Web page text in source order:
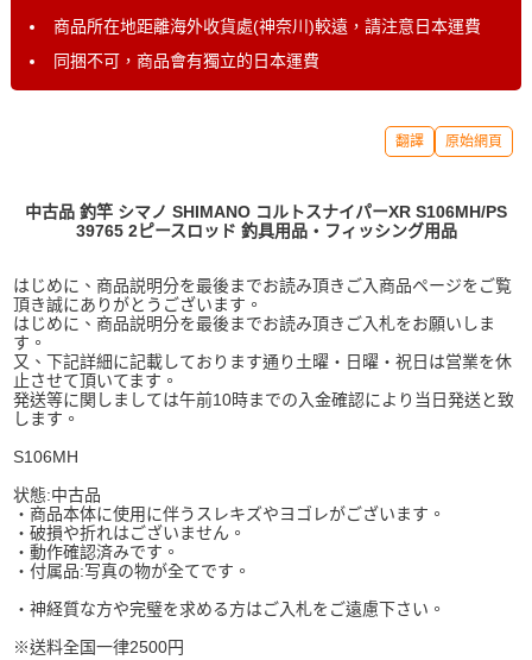
商品所在地距離海外收貨處(神奈川)較遠，請注意日本運費
同捆不可，商品會有獨立的日本運費
翻譯 原始網頁
中古品 釣竿 シマノ SHIMANO コルトスナイパーXR S106MH/PS
39765 2ピースロッド 釣具用品・フィッシング用品
はじめに、商品説明分を最後までお読み頂きご入商品ページをご覧
頂き誠にありがとうございます。
はじめに、商品説明分を最後までお読み頂きご入札をお願いしま
す。
又、下記詳細に記載しております通り土曜・日曜・祝日は営業を休
止させて頂いてます。
発送等に関しましては午前10時までの入金確認により当日発送と致
します。
S106MH
状態:中古品
・商品本体に使用に伴うスレキズやヨゴレがございます。
・破損や折れはございません。
・動作確認済みです。
・付属品:写真の物が全てです。
・神経質な方や完璧を求める方はご入札をご遠慮下さい。
※送料全国一律2500円